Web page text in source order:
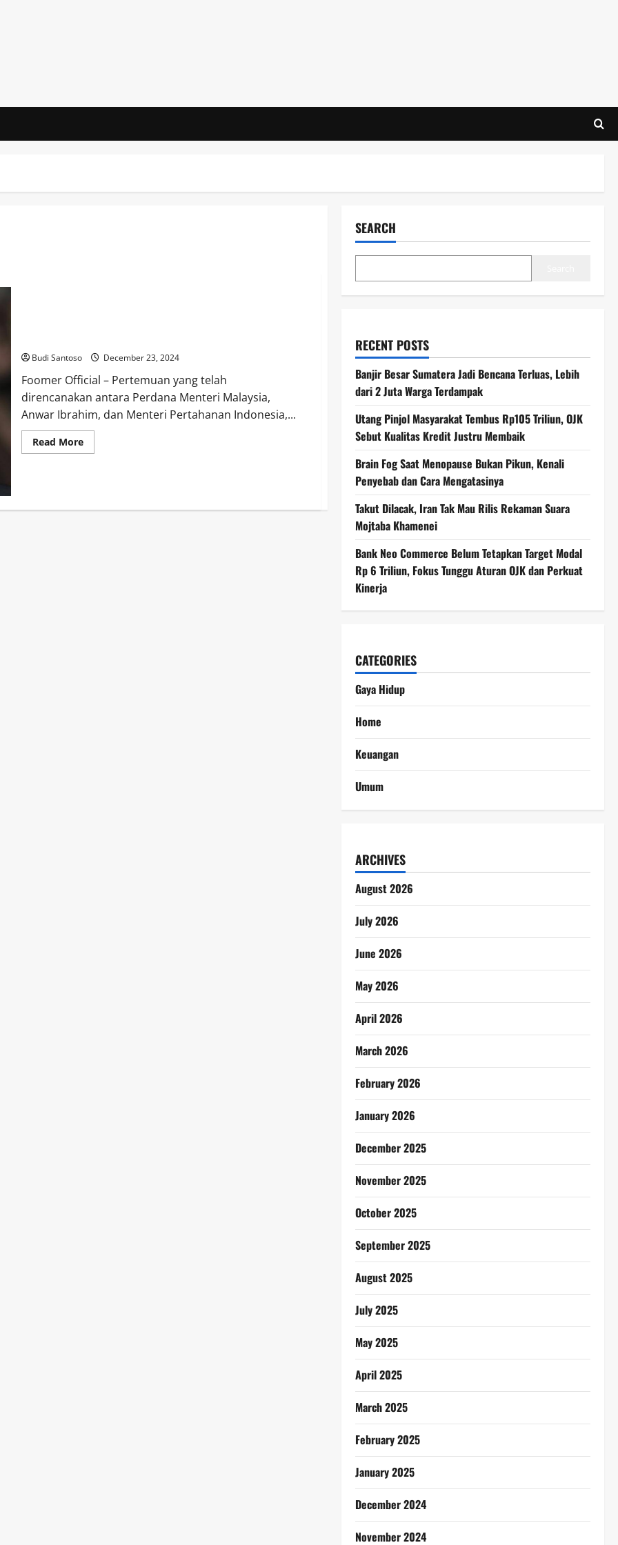
Budi Santoso December 23, 2024
Foomer Official – Pertemuan yang telah
direncanakan antara Perdana Menteri Malaysia,
Anwar Ibrahim, dan Menteri Pertahanan Indonesia,...
Read MoreRead
more
Ungkap
SEARCH
RECENT POSTS
Banjir Besar Sumatera Jadi Bencana Terluas, Lebih
dari 2 Juta Warga Terdampak
Utang Pinjol Masyarakat Tembus Rp105 Triliun, OJK
Sebut Kualitas Kredit Justru Membaik
Brain Fog Saat Menopause Bukan Pikun, Kenali
Penyebab dan Cara Mengatasinya
Takut Dilacak, Iran Tak Mau Rilis Rekaman Suara
Mojtaba Khamenei
Bank Neo Commerce Belum Tetapkan Target Modal
Rp 6 Triliun, Fokus Tunggu Aturan OJK dan Perkuat
Kinerja
CATEGORIES
Gaya Hidup
Home
Keuangan
Umum
ARCHIVES
August 2026
July 2026
June 2026
May 2026
April 2026
March 2026
February 2026
January 2026
December 2025
November 2025
October 2025
September 2025
August 2025
July 2025
May 2025
April 2025
March 2025
February 2025
January 2025
December 2024
November 2024